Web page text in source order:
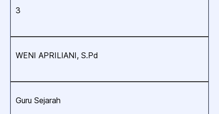
3
WENI APRILIANI, S.Pd
Guru Sejarah